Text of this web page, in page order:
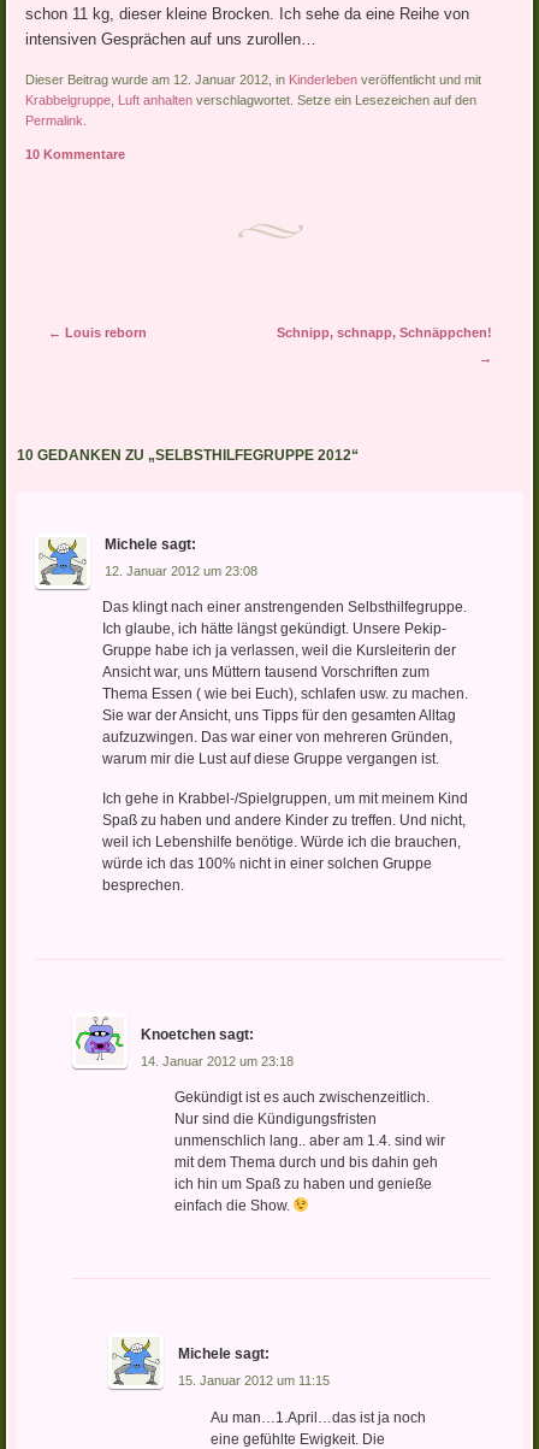
schon 11 kg, dieser kleine Brocken. Ich sehe da eine Reihe von
intensiven Gesprächen auf uns zurollen…
Dieser Beitrag wurde am 12. Januar 2012, in Kinderleben veröffentlicht und mit
Krabbelgruppe
Luft anhalten verschlagwortet. Setze ein Lesezeichen auf den
Permalink
10 Kommentare
Artikel-Navigation
← Louis reborn
Schnipp, schnapp, Schnäppchen!
→
10 GEDANKEN ZU „SELBSTHILFEGRUPPE 2012“
Michele sagt:
12. Januar 2012 um 23:08
Das klingt nach einer anstrengenden Selbsthilfegruppe.
Ich glaube, ich hätte längst gekündigt. Unsere Pekip-
Gruppe habe ich ja verlassen, weil die Kursleiterin der
Ansicht war, uns Müttern tausend Vorschriften zum
Thema Essen ( wie bei Euch), schlafen usw. zu machen.
Sie war der Ansicht, uns Tipps für den gesamten Alltag
aufzuzwingen. Das war einer von mehreren Gründen,
warum mir die Lust auf diese Gruppe vergangen ist.
Ich gehe in Krabbel-/Spielgruppen, um mit meinem Kind
Spaß zu haben und andere Kinder zu treffen. Und nicht,
weil ich Lebenshilfe benötige. Würde ich die brauchen,
würde ich das 100% nicht in einer solchen Gruppe
besprechen.
Knoetchen sagt:
14. Januar 2012 um 23:18
Gekündigt ist es auch zwischenzeitlich.
Nur sind die Kündigungsfristen
unmenschlich lang.. aber am 1.4. sind wir
mit dem Thema durch und bis dahin geh
ich hin um Spaß zu haben und genieße
einfach die Show.
Michele sagt:
15. Januar 2012 um 11:15
Au man…1.April…das ist ja noch
eine gefühlte Ewigkeit. Die